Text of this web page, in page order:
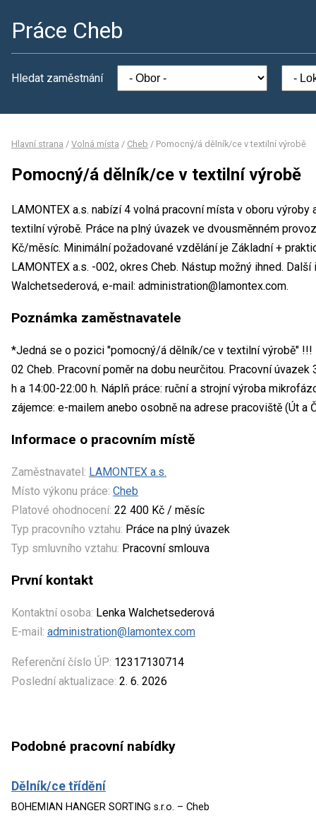
Práce Cheb
Hledat zaměstnání
Hlavní strana / Volná místa / Cheb / Pomocný/á dělník/ce v textilní výrobě
Pomocný/á dělník/ce v textilní výrobě
LAMONTEX a.s. nabízí 4 volná pracovní místa v oboru
textilní výrobě. Práce na plný úvazek ve dvousměnném
Kč/měsíc. Minimální požadované vzdělání je Základní +
LAMONTEX a.s. -002, okres Cheb. Nástup možný ihned.
Walchetsederová, e-mail: administration@lamontex.com.
Poznámka zaměstnavatele
*Jedná se o pozici "pomocný/á dělník/ce v textilní výrobě"
02 Cheb. Pracovní poměr na dobu neurčitou. Pracovní
h a 14:00-22:00 h. Náplň práce: ruční a strojní výroba
zájemce: e-mailem anebo osobně na adrese pracoviště (Út a
Informace o pracovním místě
Zaměstnavatel: LAMONTEX a.s.
Místo výkonu práce: Cheb
Platové ohodnocení: 22 400 Kč / měsíc
Typ pracovního vztahu: Práce na plný úvazek
Typ smluvního vztahu: Pracovní smlouva
První kontakt
Kontaktní osoba: Lenka Walchetsederová
E-mail: administration@lamontex.com
Referenční číslo ÚP: 12317130714
Poslední aktualizace: 2. 6. 2026
Podobné pracovní nabídky
Dělník/ce třídění
BOHEMIAN HANGER SORTING s.r.o. – Cheb